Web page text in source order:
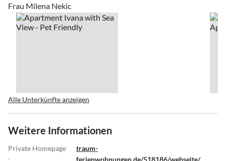
Frau Milena Nekic
Alle Unterkünfte anzeigen
Weitere Informationen
Private Homepage
:
traum-
ferienwohnungen.de/518186/webseite/